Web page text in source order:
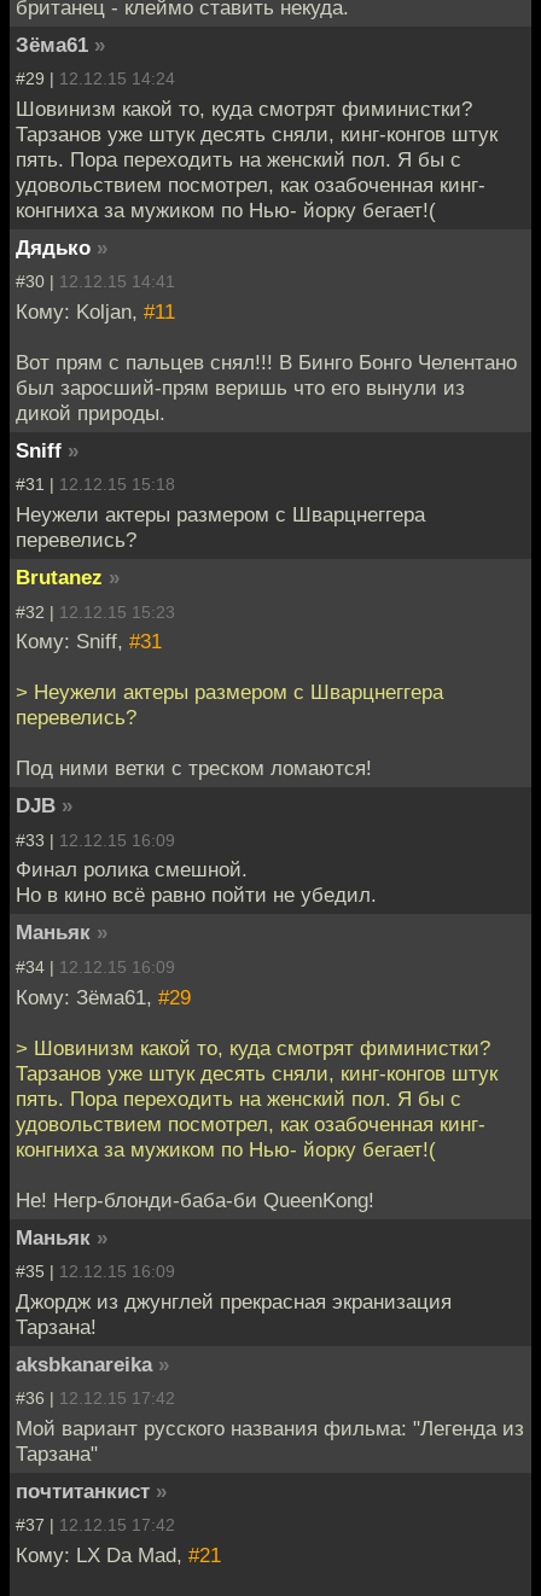
британец - клеймо ставить некуда.
Зёма61 »
#29 | 12.12.15 14:24
Шовинизм какой то, куда смотрят фиминистки?
Тарзанов уже штук десять сняли, кинг-конгов штук
пять. Пора переходить на женский пол. Я бы с
удовольствием посмотрел, как озабоченная кинг-
конгниха за мужиком по Нью- йорку бегает!(
Дядько »
#30 | 12.12.15 14:41
Кому: Koljan, #11
Вот прям с пальцев снял!!! В Бинго Бонго Челентано
был заросший-прям веришь что его вынули из
дикой природы.
Sniff »
#31 | 12.12.15 15:18
Неужели актеры размером с Шварцнеггера
перевелись?
Brutanez »
#32 | 12.12.15 15:23
Кому: Sniff, #31
> Неужели актеры размером с Шварцнеггера
перевелись?
Под ними ветки с треском ломаются!
DJB »
#33 | 12.12.15 16:09
Финал ролика смешной.
Но в кино всё равно пойти не убедил.
Маньяк »
#34 | 12.12.15 16:09
Кому: Зёма61, #29
> Шовинизм какой то, куда смотрят фиминистки?
Тарзанов уже штук десять сняли, кинг-конгов штук
пять. Пора переходить на женский пол. Я бы с
удовольствием посмотрел, как озабоченная кинг-
конгниха за мужиком по Нью- йорку бегает!(
Не! Негр-блонди-баба-би QueenKong!
Маньяк »
#35 | 12.12.15 16:09
Джордж из джунглей прекрасная экранизация
Тарзана!
aksbkanareika »
#36 | 12.12.15 17:42
Мой вариант русского названия фильма: "Легенда из
Тарзана"
почтитанкист »
#37 | 12.12.15 17:42
Кому: LX Da Mad, #21